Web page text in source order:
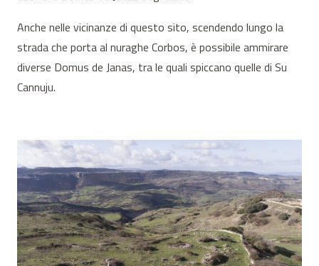
Anche nelle vicinanze di questo sito, scendendo lungo la
strada che porta al nuraghe Corbos, è possibile ammirare
diverse Domus de Janas, tra le quali spiccano quelle di Su
Cannuju.